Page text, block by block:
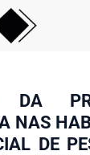
DA
NAS
DE